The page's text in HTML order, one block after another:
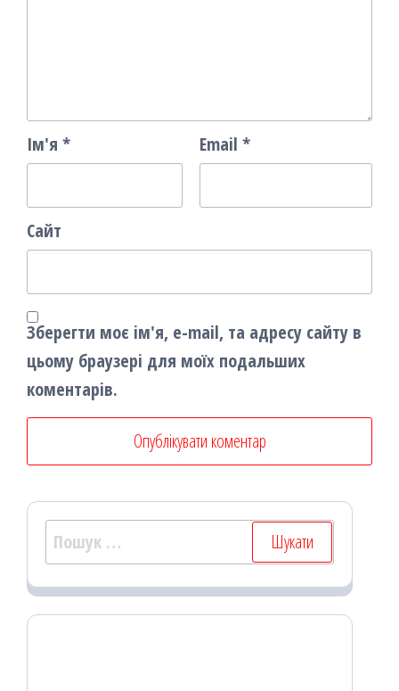
Ім'я * Email *
Сайт
Зберегти моє ім'я, e-mail, та адресу сайту в
цьому браузері для моїх подальших
коментарів.
Пошук: